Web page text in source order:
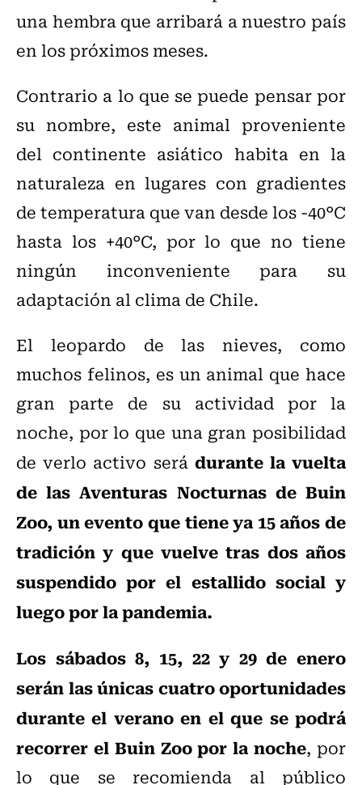
una hembra que arribará a nuestro país
en los próximos meses.
Contrario a lo que se puede pensar por
su nombre, este animal proveniente
del continente asiático habita en la
naturaleza en lugares con gradientes
de temperatura que van desde los -40°C
hasta los +40°C, por lo que no tiene
ningún inconveniente para su
adaptación al clima de Chile.
El leopardo de las nieves, como
muchos felinos, es un animal que hace
gran parte de su actividad por la
noche, por lo que una gran posibilidad
de verlo activo será durante la vuelta
de las Aventuras Nocturnas de Buin
Zoo, un evento que tiene ya 15 años de
tradición y que vuelve tras dos años
suspendido por el estallido social y
luego por la pandemia.
Los sábados 8, 15, 22 y 29 de enero
serán las únicas cuatro oportunidades
durante el verano en el que se podrá
recorrer el Buin Zoo por la noche, por
lo que se recomienda al público